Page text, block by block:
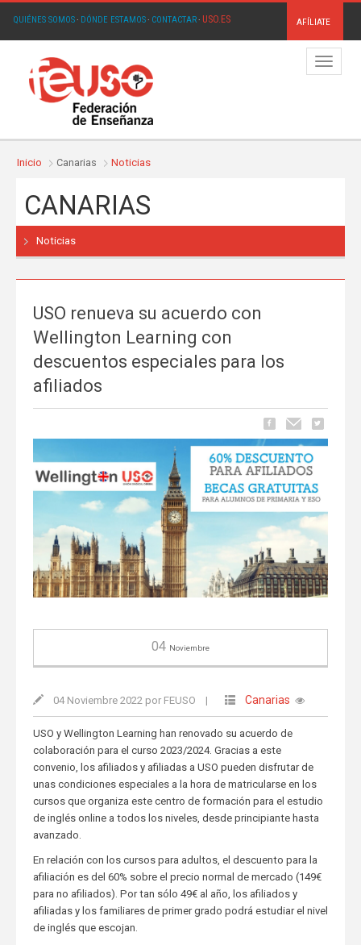
QUIÉNES SOMOS· DÓNDE ESTAMOS· CONTACTAR· USO.ES AFÍLIATE
Menú
Inicio Canarias Noticias
CANARIAS
Noticias
USO renueva su acuerdo con
Wellington Learning con
descuentos especiales para los
afiliados
04 Noviembre
04 Noviembre 2022 por FEUSO | Canarias
USO y Wellington Learning han renovado su acuerdo de
colaboración para el curso 2023/2024. Gracias a este
convenio, los afiliados y afiliadas a USO pueden disfrutar de
unas condiciones especiales a la hora de matricularse en los
cursos que organiza este centro de formación para el estudio
de inglés online a todos los niveles, desde principiante hasta
avanzado.
En relación con los cursos para adultos, el descuento para la
afiliación es del 60% sobre el precio normal de mercado (149€
para no afiliados). Por tan sólo 49€ al año, los afiliados y
afiliadas y los familiares de primer grado podrá estudiar el nivel
de inglés que escojan.